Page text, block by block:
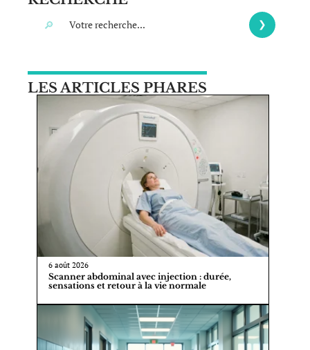
LES ARTICLES PHARES
6 août 2026
Scanner abdominal avec injection : durée,
sensations et retour à la vie normale